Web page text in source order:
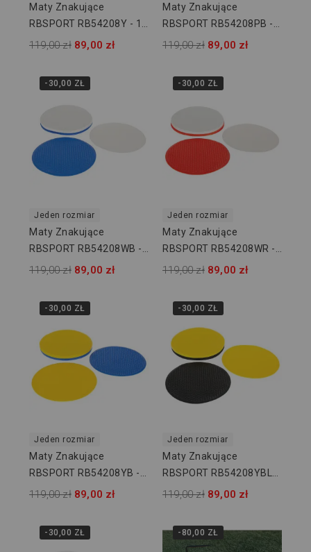
Maty Znakujące
RBSPORT RB54208Y - 12
Szt
119,00 zł 89,00 zł
Maty Znakujące
RBSPORT RB54208PB -
12 Szt
119,00 zł 89,00 zł
-30,00 ZŁ
Jeden rozmiar
Maty Znakujące
RBSPORT RB54208WB -
12 Szt
119,00 zł 89,00 zł
-30,00 ZŁ
Jeden rozmiar
Maty Znakujące
RBSPORT RB54208WR -
12 Szt
119,00 zł 89,00 zł
-30,00 ZŁ
Jeden rozmiar
Maty Znakujące
RBSPORT RB54208YB -
12 Szt
119,00 zł 89,00 zł
-30,00 ZŁ
Jeden rozmiar
Maty Znakujące
RBSPORT RB54208YBLK
- 12 Szt
119,00 zł 89,00 zł
-30,00 ZŁ -80,00 ZŁ